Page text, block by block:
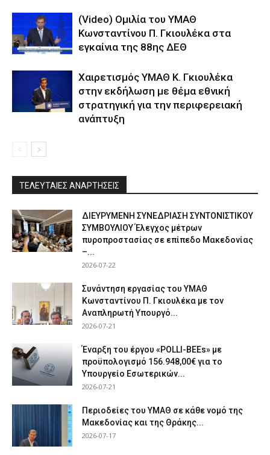
(Video) Ομιλία του ΥΜΑΘ
Κωνσταντίνου Π. Γκιουλέκα στα
εγκαίνια της 88ης ΔΕΘ
Χαιρετισμός ΥΜΑΘ Κ. Γκιουλέκα
στην εκδήλωση με θέμα εθνική
στρατηγική για την περιφερειακή
ανάπτυξη
ΤΕΛΕΥΤΑΙΕΣ ΑΝΑΡΤΗΣΕΙΣ
ΔΙΕΥΡΥΜΕΝΗ ΣΥΝΕΔΡΙΑΣΗ ΣΥΝΤΟΝΙΣΤΙΚΟΥ
ΣΥΜΒΟΥΛΙΟΥ Έλεγχος μέτρων
πυροπροστασίας σε επίπεδο Μακεδονίας
–...
2026-07-22
Συνάντηση εργασίας του ΥΜΑΘ
Κωνσταντίνου Π. Γκιουλέκα με τον
Αναπληρωτή Υπουργό...
2026-07-21
Έναρξη του έργου «POLLI-BEEs» με
προϋπολογισμό 156.948,00€ για το
Υπουργείο Εσωτερικών...
2026-07-21
Περιοδείες του ΥΜΑΘ σε κάθε νομό της
Μακεδονίας και της Θράκης...
2026-07-17